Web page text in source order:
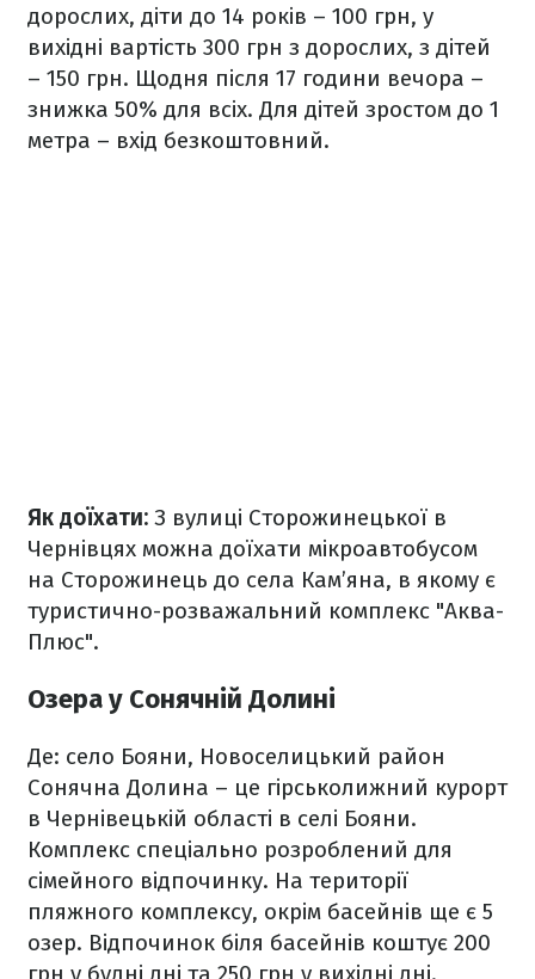
дорослих, діти до 14 років – 100 грн, у
вихідні вартість 300 грн з дорослих, з дітей
– 150 грн. Щодня після 17 години вечора –
знижка 50% для всіх. Для дітей зростом до 1
метра – вхід безкоштовний.
Як доїхати: З вулиці Сторожинецької в
Чернівцях можна доїхати мікроавтобусом
на Сторожинець до села Кам’яна, в якому є
туристично-розважальний комплекс "Аква-
Плюс".
Озера у Сонячній Долині
Де: село Бояни, Новоселицький район
Сонячна Долина – це гірськолижний курорт
в Чернівецькій області в селі Бояни.
Комплекс спеціально розроблений для
сімейного відпочинку. На території
пляжного комплексу, окрім басейнів ще є 5
озер. Відпочинок біля басейнів коштує 200